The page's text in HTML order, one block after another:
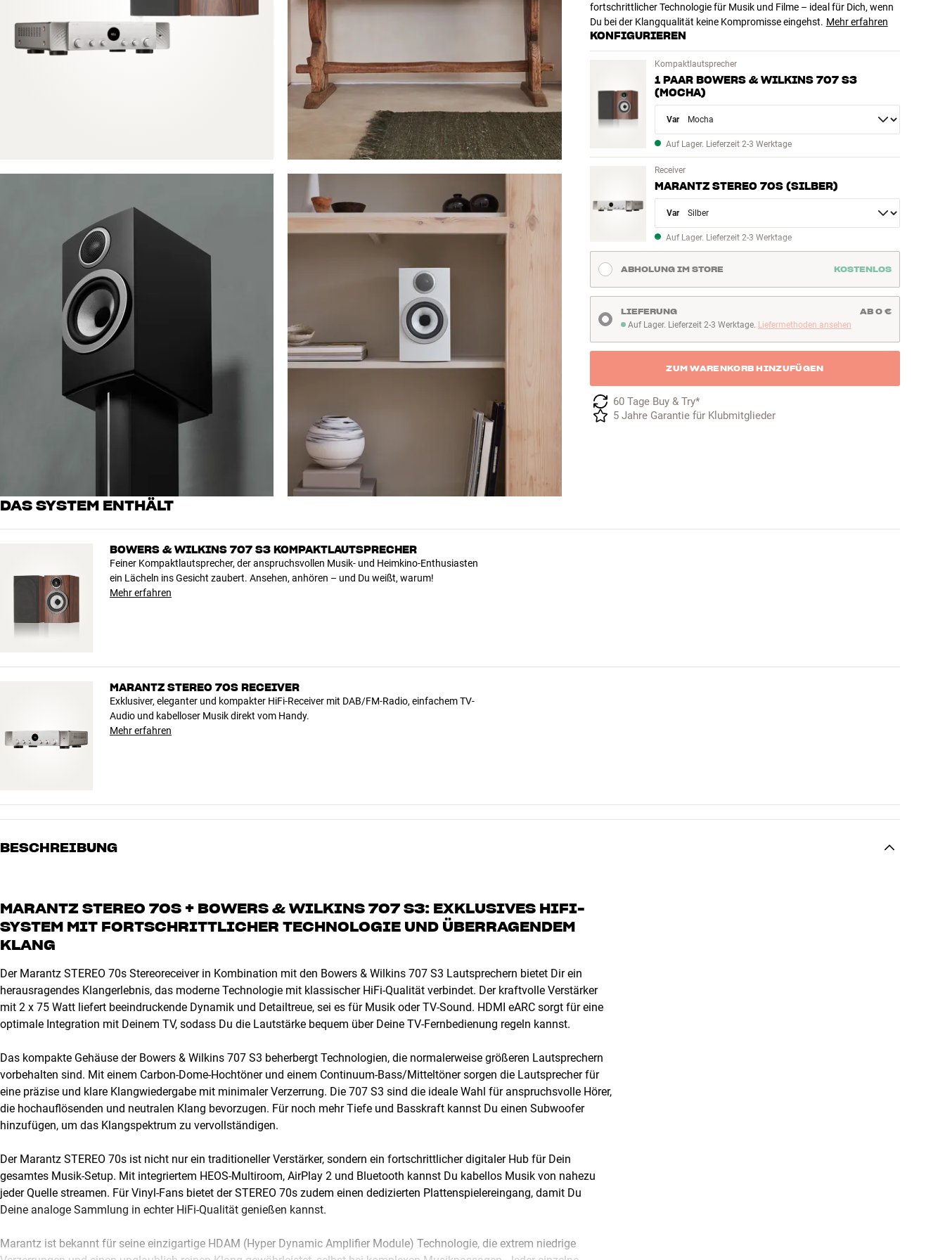
fortschrittlicher Technologie für Musik und Filme – ideal für Dich, wenn
Du bei der Klangqualität keine Kompromisse eingehst. Mehr erfahren
KONFIGURIEREN
Kompaktlautsprecher
1 PAAR BOWERS & WILKINS 707 S3
(MOCHA)
Variant
Auf Lager. Lieferzeit 2-3 Werktage
Receiver
MARANTZ STEREO 70S (SILBER)
Variant
Auf Lager. Lieferzeit 2-3 Werktage
ABHOLUNG IM STORE KOSTENLOS
Auf Lager. Lieferzeit 2-3 Werktage
Auf Lager. Lieferzeit 2-3 Werktage. Liefermethoden ansehen
LIEFERUNG AB 0 €
ZUM WARENKORB HINZUFÜGEN
60 Tage Buy & Try*
5 Jahre Garantie für Klubmitglieder
DAS SYSTEM ENTHÄLT
BOWERS & WILKINS 707 S3 KOMPAKTLAUTSPRECHER
Feiner Kompaktlautsprecher, der anspruchsvollen Musik- und Heimkino-Enthusiasten
ein Lächeln ins Gesicht zaubert. Ansehen, anhören – und Du weißt, warum!
Mehr erfahren
MARANTZ STEREO 70S RECEIVER
Exklusiver, eleganter und kompakter HiFi-Receiver mit DAB/FM-Radio, einfachem TV-
Audio und kabelloser Musik direkt vom Handy.
Mehr erfahren
BESCHREIBUNG
MARANTZ STEREO 70S + BOWERS & WILKINS 707 S3: EXKLUSIVES HIFI-
SYSTEM MIT FORTSCHRITTLICHER TECHNOLOGIE UND ÜBERRAGENDEM
KLANG
Der Marantz STEREO 70s Stereoreceiver in Kombination mit den Bowers & Wilkins 707 S3 Lautsprechern bietet Dir ein
herausragendes Klangerlebnis, das moderne Technologie mit klassischer HiFi-Qualität verbindet. Der kraftvolle Verstärker
mit 2 x 75 Watt liefert beeindruckende Dynamik und Detailtreue, sei es für Musik oder TV-Sound. HDMI eARC sorgt für eine
optimale Integration mit Deinem TV, sodass Du die Lautstärke bequem über Deine TV-Fernbedienung regeln kannst.
Das kompakte Gehäuse der Bowers & Wilkins 707 S3 beherbergt Technologien, die normalerweise größeren Lautsprechern
vorbehalten sind. Mit einem Carbon-Dome-Hochtöner und einem Continuum-Bass/Mitteltöner sorgen die Lautsprecher für
eine präzise und klare Klangwiedergabe mit minimaler Verzerrung. Die 707 S3 sind die ideale Wahl für anspruchsvolle Hörer,
die hochauflösenden und neutralen Klang bevorzugen. Für noch mehr Tiefe und Basskraft kannst Du einen Subwoofer
hinzufügen, um das Klangspektrum zu vervollständigen.
Der Marantz STEREO 70s ist nicht nur ein traditioneller Verstärker, sondern ein fortschrittlicher digitaler Hub für Dein
gesamtes Musik-Setup. Mit integriertem HEOS-Multiroom, AirPlay 2 und Bluetooth kannst Du kabellos Musik von nahezu
jeder Quelle streamen. Für Vinyl-Fans bietet der STEREO 70s zudem einen dedizierten Plattenspielereingang, damit Du
Deine analoge Sammlung in echter HiFi-Qualität genießen kannst.
Marantz ist bekannt für seine einzigartige HDAM (Hyper Dynamic Amplifier Module) Technologie, die extrem niedrige